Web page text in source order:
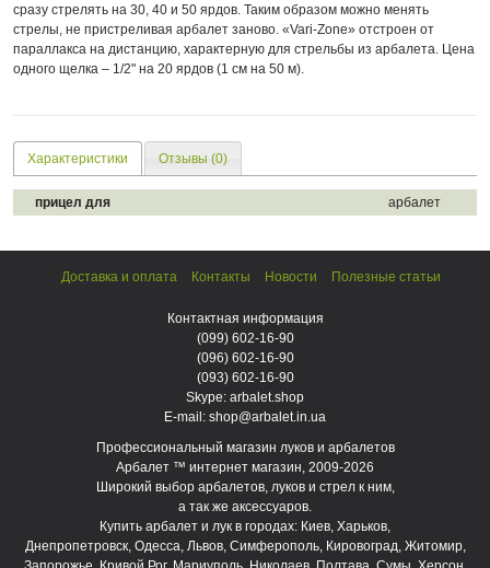
сразу стрелять на 30, 40 и 50 ярдов. Таким образом можно менять
стрелы, не пристреливая арбалет заново. «Vari-Zone» отстроен от
параллакса на дистанцию, характерную для стрельбы из арбалета. Цена
одного щелка – 1/2" на 20 ярдов (1 см на 50 м).
Характеристики Отзывы (0)
прицел для арбалет
Профессиональный магазин луков и арбалетов
Арбалет ™ интернет магазин, 2009-2026
Широкий выбор арбалетов, луков и стрел к ним,
а так же аксессуаров.
Купить арбалет и лук в городах: Киев, Харьков,
Днепропетровск, Одесса, Львов, Симферополь, Кировоград, Житомир,
Доставка и оплата Контакты Новости Полезные статьи
Контактная информация
(099) 602-16-90
(096) 602-16-90
(093) 602-16-90
Skype: arbalet.shop
E-mail: shop@arbalet.in.ua